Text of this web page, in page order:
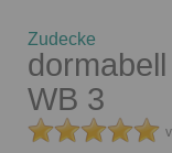
Zudecke
WB 3